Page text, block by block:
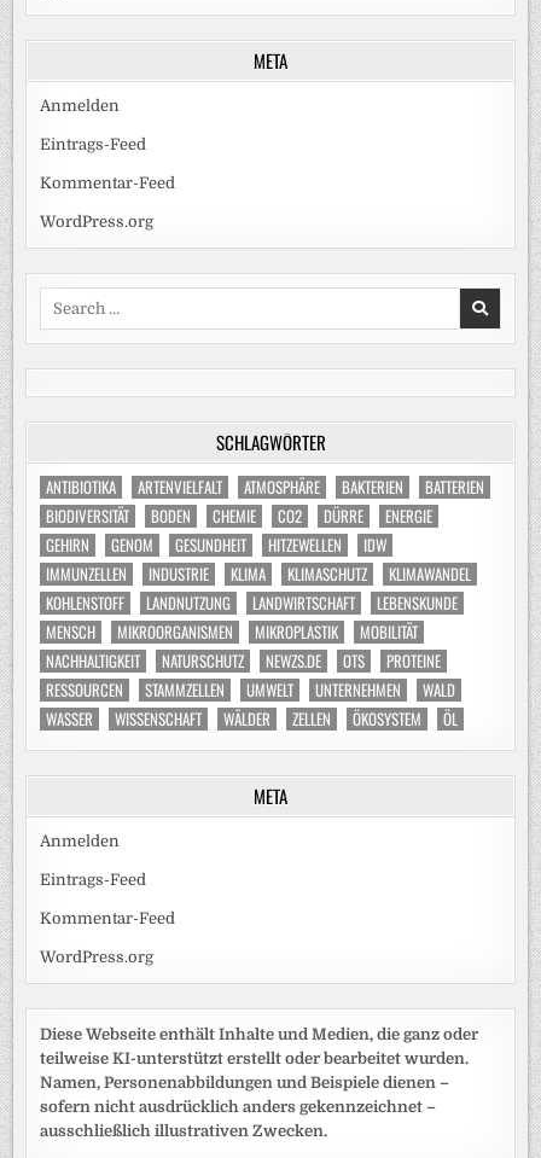
META
Anmelden
Eintrags-Feed
Kommentar-Feed
WordPress.org
Search
SCHLAGWÖRTER
ANTIBIOTIKA ARTENVIELFALT ATMOSPHÄRE BAKTERIEN
BATTERIEN
BIODIVERSITÄT
BODEN CHEMIE CO2 DÜRRE
ENERGIE
GEHIRN
GENOM GESUNDHEIT HITZEWELLEN
IDW
IMMUNZELLEN
INDUSTRIE KLIMA KLIMASCHUTZ
KLIMAWANDEL
KOHLENSTOFF
LANDNUTZUNG LANDWIRTSCHAFT
LEBENSKUNDE
MENSCH
MIKROORGANISMEN MIKROPLASTIK
MOBILITÄT
NACHHALTIGKEIT
NATURSCHUTZ NEWZS.DE OTS
PROTEINE
RESSOURCEN
STAMMZELLEN UMWELT UNTERNEHMEN
WALD
WASSER
WISSENSCHAFT WÄLDER ZELLEN ÖKOSYSTEM ÖL
META
Anmelden
Eintrags-Feed
Kommentar-Feed
WordPress.org
Diese Webseite enthält Inhalte und Medien, die ganz oder
teilweise KI-unterstützt erstellt oder bearbeitet wurden.
Namen, Personenabbildungen und Beispiele dienen –
sofern nicht ausdrücklich anders gekennzeichnet –
ausschließlich illustrativen Zwecken.